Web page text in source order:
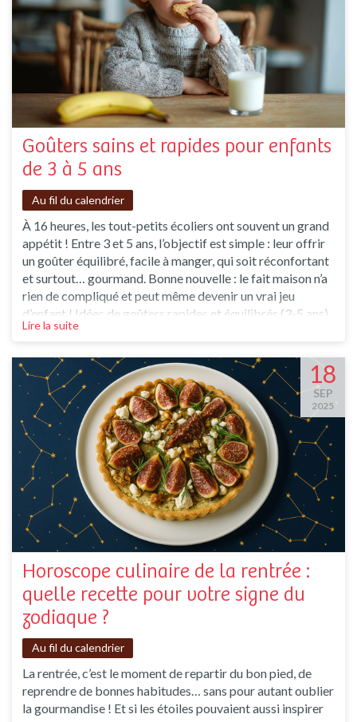
Goûters sains et rapides pour enfants
de 3 à 5 ans
Au fil du calendrier
À 16 heures, les tout-petits écoliers ont souvent un grand
appétit ! Entre 3 et 5 ans, l’objectif est simple : leur offrir
un goûter équilibré, facile à manger, qui soit réconfortant
et surtout… gourmand. Bonne nouvelle : le fait maison n’a
rien de compliqué et peut même devenir un vrai jeu
d’enfant ! Idées de goûters rapides et équilibrés (3-5 ans)
? À cet âge, un goûter idéal doit contenir : Un féculent
Lire la suite
18
SEP
2025
Horoscope culinaire de la rentrée :
quelle recette pour votre signe du
zodiaque ?
Au fil du calendrier
La rentrée, c’est le moment de repartir du bon pied, de
reprendre de bonnes habitudes… sans pour autant oublier
la gourmandise ! Et si les étoiles pouvaient aussi inspirer